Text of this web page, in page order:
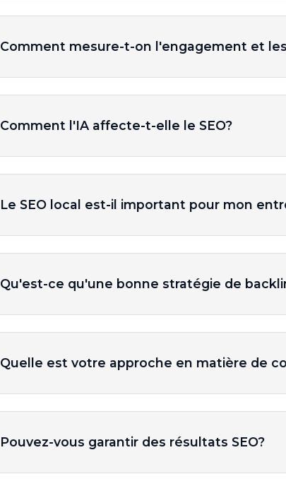
Comment mesure-t-on l'engagement et
Comment l'IA affecte-t-elle le SEO?
Le SEO local est-il important pour mon
Qu'est-ce qu'une bonne stratégie de
Quelle est votre approche en matière de
Pouvez-vous garantir des résultats SEO?